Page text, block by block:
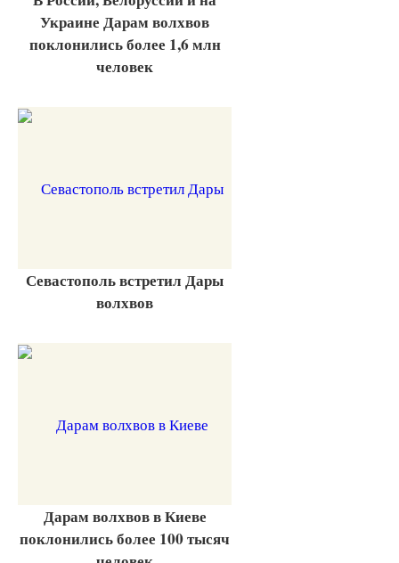
Украине Дарам волхвов
поклонились более 1,6 млн
человек
Севастополь встретил Дары
волхвов
Дарам волхвов в Киеве
поклонились более 100 тысяч